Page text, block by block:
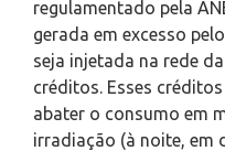
regulamentado pela
gerada em excesso
seja injetada na rede
créditos. Esses
abater o consumo em
irradiação (à noite, em